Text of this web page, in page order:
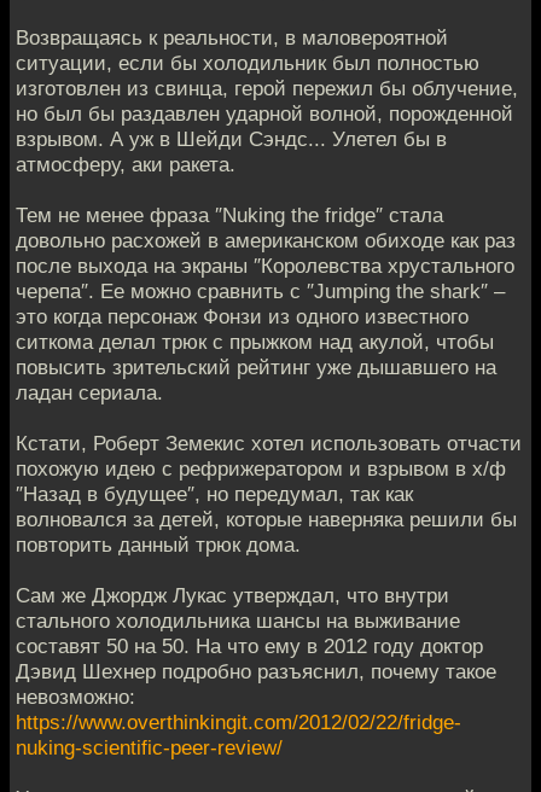
Возвращаясь к реальности, в маловероятной
ситуации, если бы холодильник был полностью
изготовлен из свинца, герой пережил бы облучение,
но был бы раздавлен ударной волной, порожденной
взрывом. А уж в Шейди Сэндс... Улетел бы в
атмосферу, аки ракета.
Тем не менее фраза ″Nuking the fridge″ стала
довольно расхожей в американском обиходе как раз
после выхода на экраны ″Королевства хрустального
черепа″. Ее можно сравнить с ″Jumping the shark″ –
это когда персонаж Фонзи из одного известного
ситкома делал трюк с прыжком над акулой, чтобы
повысить зрительский рейтинг уже дышавшего на
ладан сериала.
Кстати, Роберт Земекис хотел использовать отчасти
похожую идею с рефрижератором и взрывом в х/ф
″Назад в будущее″, но передумал, так как
волновался за детей, которые наверняка решили бы
повторить данный трюк дома.
Сам же Джордж Лукас утверждал, что внутри
стального холодильника шансы на выживание
составят 50 на 50. На что ему в 2012 году доктор
Дэвид Шехнер подробно разъяснил, почему такое
невозможно:
https://www.overthinkingit.com/2012/02/22/fridge-
nuking-scientific-peer-review/